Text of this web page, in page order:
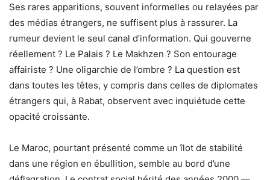
Ses rares apparitions, souvent informelles ou relayées par
des médias étrangers, ne suffisent plus à rassurer. La
rumeur devient le seul canal d’information. Qui gouverne
réellement ? Le Palais ? Le Makhzen ? Son entourage
affairiste ? Une oligarchie de l’ombre ? La question est
dans toutes les têtes, y compris dans celles de diplomates
étrangers qui, à Rabat, observent avec inquiétude cette
opacité croissante.
Le Maroc, pourtant présenté comme un îlot de stabilité
dans une région en ébullition, semble au bord d’une